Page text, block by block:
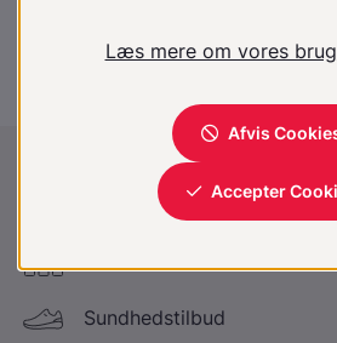
Disclaimer:Lægehåndbogen